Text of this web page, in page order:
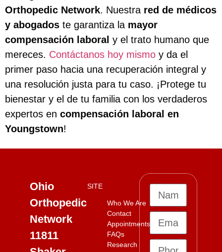
Orthopedic Network. Nuestra red de médicos
y abogados te garantiza la mayor
compensación laboral y el trato humano que
mereces. Contáctanos hoy mismo y da el
primer paso hacia una recuperación integral y
una resolución justa para tu caso. ¡Protege tu
bienestar y el de tu familia con los verdaderos
expertos en compensación laboral en
Youngstown!
Ohio
Orthopedic
Network
11811
SITE
Who We Are
Contact
Appointments
FAQs
Research